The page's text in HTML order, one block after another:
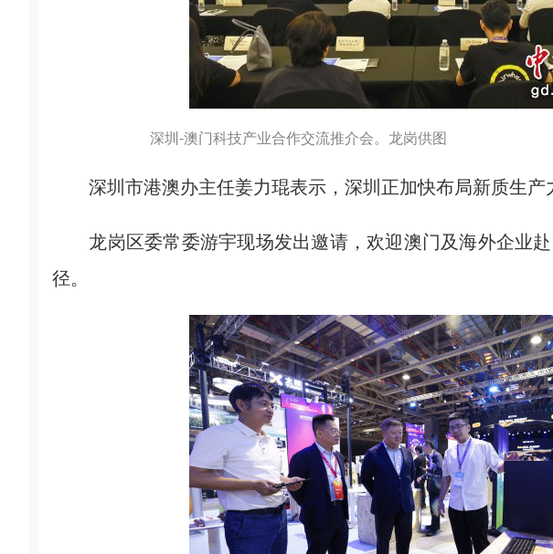
深圳-澳门科技产业合作交流推介会。龙岗供图
深圳市港澳办主任姜力琨表示，深圳正加快布局新质生产
龙岗区委常委游宇现场发出邀请，欢迎澳门及海外企业赴
径。